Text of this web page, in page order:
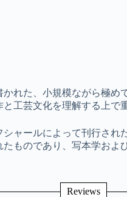
れた、小規模ながら極
工芸文化を理解する上で
ャールによって刊行さ
ものであり、写本学およ
Reviews